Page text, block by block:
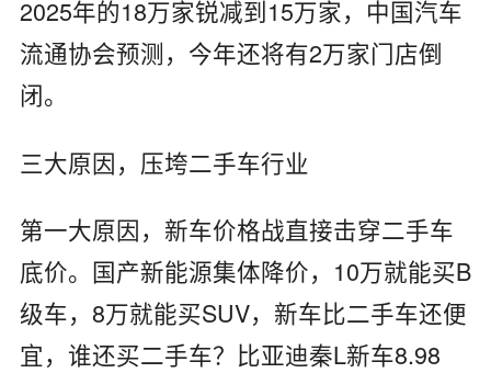
2025年的18万家锐减到15万家，中国汽车
流通协会预测，今年还将有2万家门店倒
闭。
三大原因，压垮二手车行业
第一大原因，新车价格战直接击穿二手车
底价。国产新能源集体降价，10万就能买B
级车，8万就能买SUV，新车比二手车还便
宜，谁还买二手车？比亚迪秦L新车8.98